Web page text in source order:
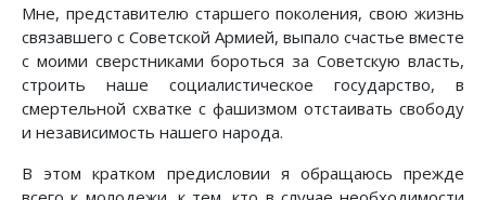
Мне, представителю старшего поколения, свою жизнь
связавшего с Советской Армией, выпало счастье вместе
с моими сверстниками бороться за Советскую власть,
строить наше социалистическое государство, в
смертельной схватке с фашизмом отстаивать свободу
и независимость нашего народа.
В этом кратком предисловии я обращаюсь прежде